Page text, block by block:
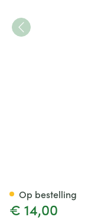
€ 14,00
Op bestelling